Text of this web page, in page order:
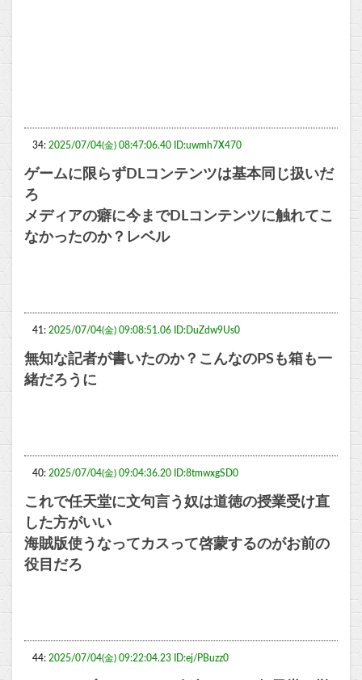
34: 2025/07/04(金) 08:47:06.40 ID:uwmh7X470
ゲームに限らずDLコンテンツは基本同じ扱いだ
ろ
メディアの癖に今までDLコンテンツに触れてこ
なかったのか？レベル
41: 2025/07/04(金) 09:08:51.06 ID:DuZdw9Us0
無知な記者が書いたのか？こんなのPSも箱も一
緒だろうに
40: 2025/07/04(金) 09:04:36.20 ID:8tmwxgSD0
これで任天堂に文句言う奴は道徳の授業受け直
した方がいい
海賊版使うなってカスって啓蒙するのがお前の
役目だろ
44: 2025/07/04(金) 09:22:04.23 ID:ej/PBuzz0